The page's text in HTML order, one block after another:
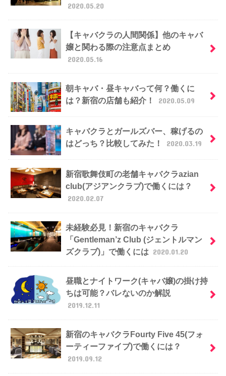
2020.05.20
【キャバクラの人間関係】他のキャバ
嬢と関わる際の注意点まとめ
2020.05.16
朝キャバ・昼キャバって何？働くに
は？新宿の店舗も紹介！
2020.05.09
キャバクラとガールズバー、稼げるの
はどっち？比較してみた！
2020.03.19
新宿歌舞伎町の老舗キャバクラazian
club(アジアンクラブ)で働くには？
2020.02.07
未経験必見！新宿のキャバクラ
「Gentleman’z Club (ジェントルマン
ズクラブ)」で働くには 2020.01.20
昼職とナイトワーク(キャバ嬢)の掛け持
ちは可能？バレないのか解説
2019.12.11
新宿のキャバクラFourty Five 45(フォ
ーティーファイブ)で働くには？
2019.09.12